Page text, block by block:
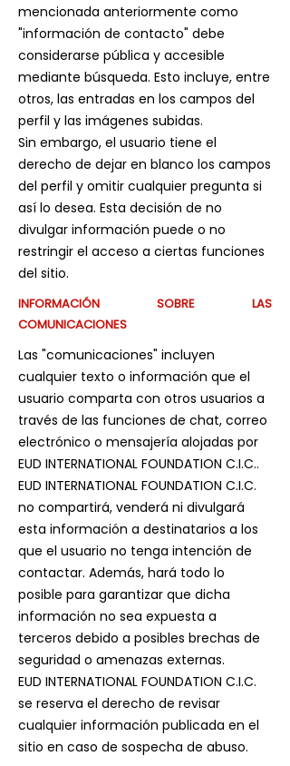
mencionada anteriormente como
"información de contacto" debe
considerarse pública y accesible
mediante búsqueda. Esto incluye, entre
otros, las entradas en los campos del
perfil y las imágenes subidas.
Sin embargo, el usuario tiene el
derecho de dejar en blanco los campos
del perfil y omitir cualquier pregunta si
así lo desea. Esta decisión de no
divulgar información puede o no
restringir el acceso a ciertas funciones
del sitio.
INFORMACIÓN SOBRE LAS
COMUNICACIONES
Las "comunicaciones" incluyen
cualquier texto o información que el
usuario comparta con otros usuarios a
través de las funciones de chat, correo
electrónico o mensajería alojadas por
EUD INTERNATIONAL FOUNDATION C.I.C..
EUD INTERNATIONAL FOUNDATION C.I.C.
no compartirá, venderá ni divulgará
esta información a destinatarios a los
que el usuario no tenga intención de
contactar. Además, hará todo lo
posible para garantizar que dicha
información no sea expuesta a
terceros debido a posibles brechas de
seguridad o amenazas externas.
EUD INTERNATIONAL FOUNDATION C.I.C.
se reserva el derecho de revisar
cualquier información publicada en el
sitio en caso de sospecha de abuso.